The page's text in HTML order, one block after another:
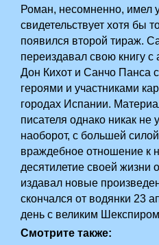
Роман, несомненно, имел
свидетельствует хотя бы
появился второй тираж.
переиздавал свою книгу
Дон Кихот и Санчо Панса
героями и участниками
городах Испании.
писателя однако никак не
наоборот, с большей
враждебное отношение к
десятилетие своей жизни
издавал новые
скончался от водянки 23
день с великим
Смотрите также: